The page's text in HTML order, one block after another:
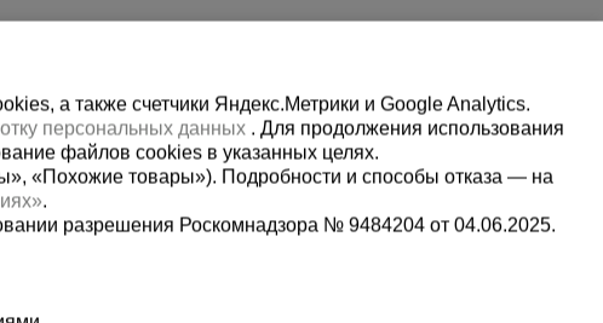
82
Мы в социальных сетях:
а также счетчики Яндекс.Метрики и Google Analytics.
персональных данных . Для продолжения использования
файлов cookies в указанных целях.
«Похожие товары»). Подробности и способы отказа — на
.
разрешения Роскомнадзора № 9484204 от 04.06.2025.